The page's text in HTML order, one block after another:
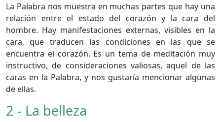
La Palabra nos muestra en muchas partes que hay una
relación entre el estado del corazón y la cara del
hombre. Hay manifestaciones externas, visibles en la
cara, que traducen las condiciones en las que se
encuentra el corazón. Es un tema de meditación muy
instructivo, de consideraciones valiosas, aquel de las
caras en la Palabra, y nos gustaría mencionar algunas
de ellas.
2 - La belleza